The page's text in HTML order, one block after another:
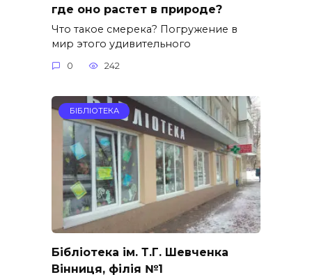
где оно растет в природе?
Что такое смерека? Погружение в
мир этого удивительного
0 242
БІБЛІОТЕКА
Бібліотека ім. Т.Г. Шевченка
Вінниця, філія №1